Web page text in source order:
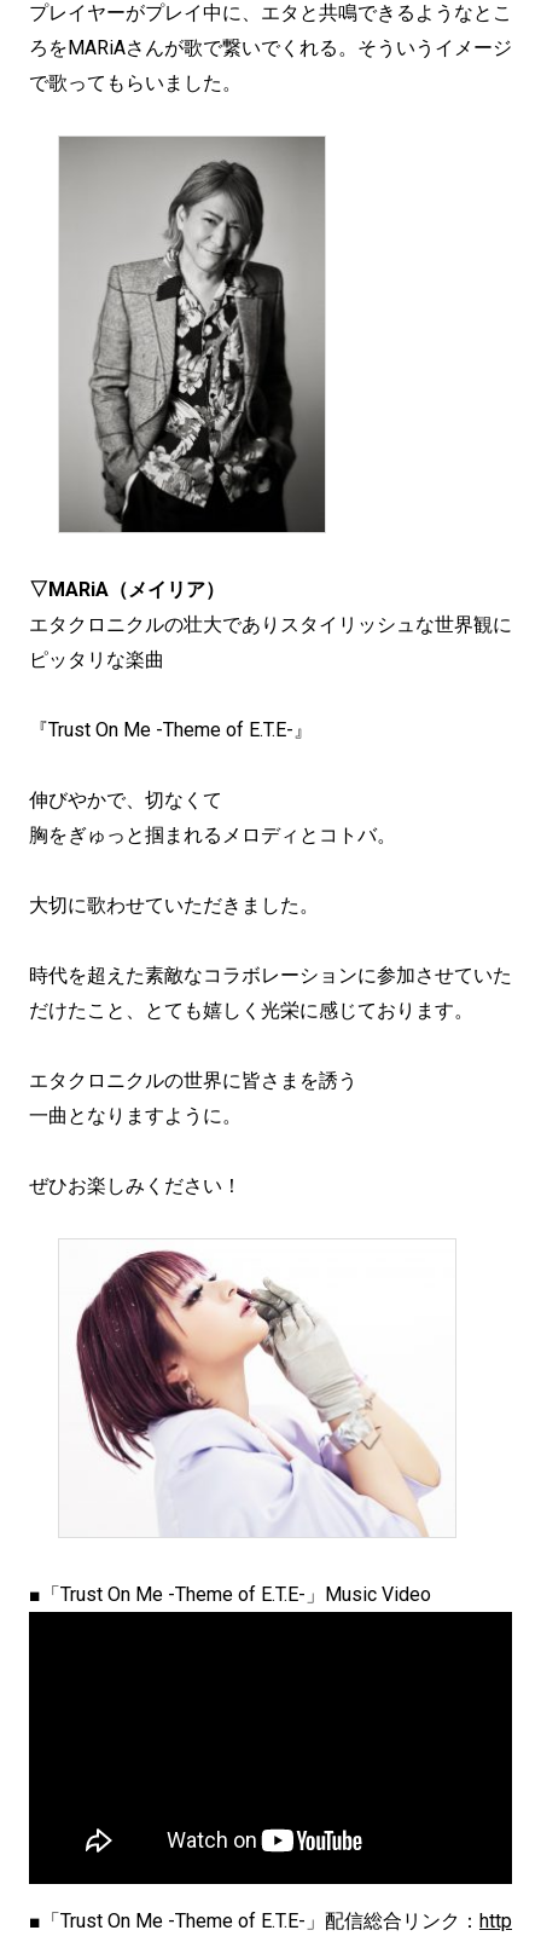
プレイヤーがプレイ中に、エタと共鳴できるようなとこ
ろをMARiAさんが歌で繋いでくれる。そういうイメージ
で歌ってもらいました。
▽MARiA（メイリア）
エタクロニクルの壮大でありスタイリッシュな世界観に
ピッタリな楽曲
『Trust On Me -Theme of E.T.E-』
伸びやかで、切なくて
胸をぎゅっと掴まれるメロディとコトバ。
大切に歌わせていただきました。
時代を超えた素敵なコラボレーションに参加させていた
だけたこと、とても嬉しく光栄に感じております。
エタクロニクルの世界に皆さまを誘う
一曲となりますように。
ぜひお楽しみください！
■「Trust On Me -Theme of E.T.E-」Music Video
■「Trust On Me -Theme of E.T.E-」配信総合リンク： http